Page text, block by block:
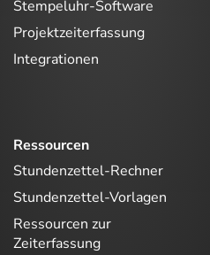
Stempeluhr-Software
Projektzeiterfassung
Integrationen
Ressourcen
Stundenzettel-Rechner
Stundenzettel-Vorlagen
Ressourcen zur
Zeiterfassung